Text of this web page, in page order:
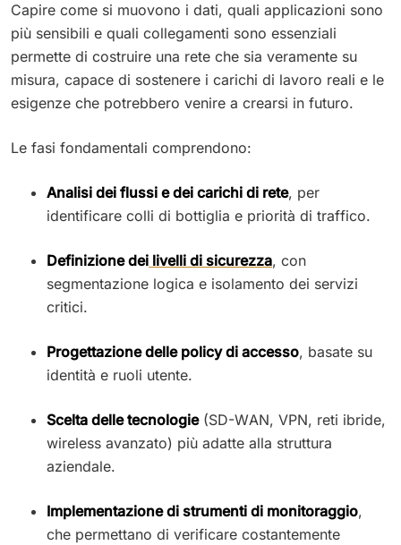
Capire come si muovono i dati, quali applicazioni sono
più sensibili e quali collegamenti sono essenziali
permette di costruire una rete che sia veramente su
misura, capace di sostenere i carichi di lavoro reali e le
esigenze che potrebbero venire a crearsi in futuro.
Le fasi fondamentali comprendono:
Analisi dei flussi e dei carichi di rete, per
identificare colli di bottiglia e priorità di traffico.
Definizione dei livelli di sicurezza, con
segmentazione logica e isolamento dei servizi
critici.
Progettazione delle policy di accesso, basate su
identità e ruoli utente.
Scelta delle tecnologie(SD-WAN, VPN, reti ibride,
wireless avanzato) più adatte alla struttura
aziendale.
Implementazione di strumenti di monitoraggio,
che permettano di verificare costantemente